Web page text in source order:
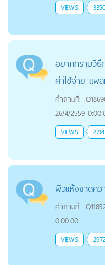
VIEWS
อยากทราบวิธี
ค่าใช้จ่าย แผ
คำถามที่:
26/4/2559
VIEWS 2714
ผิวแห้งขาดค
คำถามที่:
0:00:00
VIEWS